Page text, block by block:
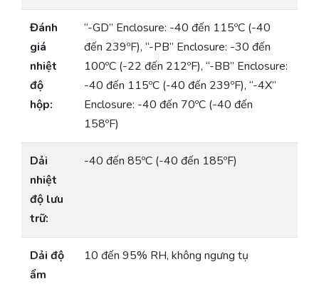
Đánh
giá
nhiệt
độ
hộp:
“-GD” Enclosure: -40 đến 115ºC (-40
đến 239ºF), “-PB” Enclosure: -30 đến
100ºC (-22 đến 212ºF), “-BB” Enclosure:
-40 đến 115ºC (-40 đến 239ºF), “-4X”
Enclosure: -40 đến 70ºC (-40 đến
158ºF)
Dải
nhiệt
độ lưu
trữ:
-40 đến 85ºC (-40 đến 185ºF)
Dải độ
ẩm
10 đến 95% RH, không ngưng tụ